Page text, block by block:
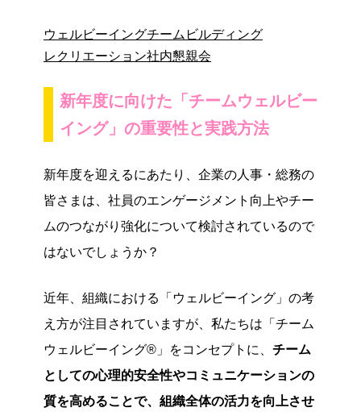
ウェルビーイングチームビルディング
レクリエーション社内懇親会
新年度に向けた「チームウェルビー
イング」の重要性と実践方法
新年度を迎えるにあたり、企業の人事・総務の
皆さまは、社員のエンゲージメント向上やチー
ムのつながり強化について検討されているので
はないでしょうか？
近年、組織における「ウェルビーイング」の考
え方が注目されていますが、私たちは「チーム
ウェルビーイング®」をコンセプトに、 チーム
としての心理的安全性やコミュニケーションの
質を高めることで、組織全体の活力を向上させ